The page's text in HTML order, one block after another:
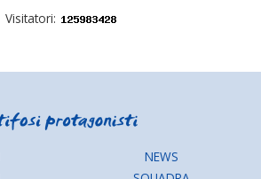
Visitatori:
NEWS